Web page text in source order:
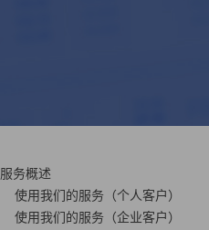
服务概述
使用我们的服务 （个人客户）
使用我们的服务 （企业客户）